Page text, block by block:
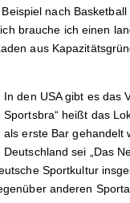
nach
brauche ich einen
aus
In den USA gibt es das
Sportsbra“ heißt das
als erste Bar gehandelt
Deutschland sei „Das
Sportkultur
anderen